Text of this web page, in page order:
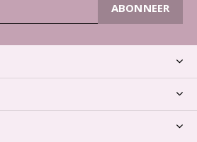
ABONNEER